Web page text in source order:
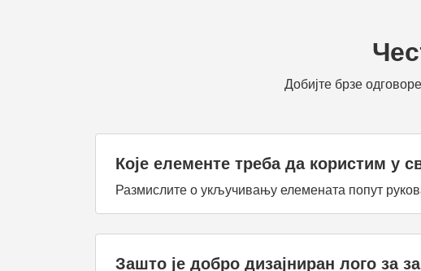
Добијте брзе
Које елементе треба да користим у
Размислите о укључивању елемената попут
Зашто је добро дизајниран лого за